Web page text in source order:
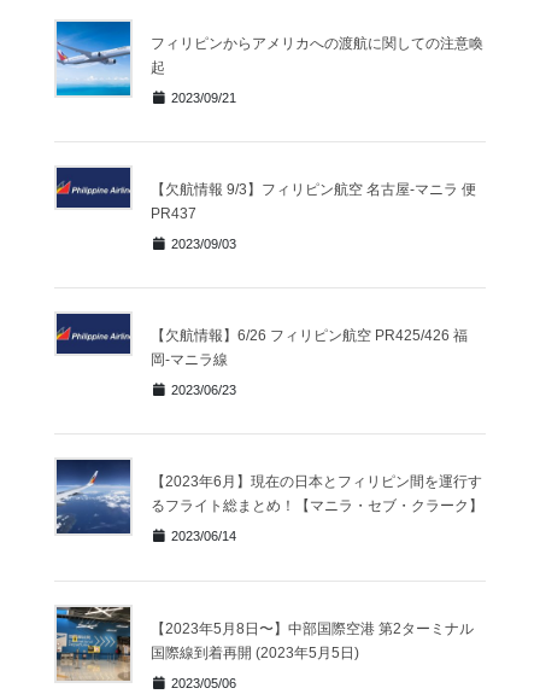
フィリピンからアメリカへの渡航に関しての注意喚
起
2023/09/21
【欠航情報 9/3】フィリピン航空 名古屋-マニラ 便
PR437
2023/09/03
【欠航情報】6/26 フィリピン航空 PR425/426 福
岡-マニラ線
2023/06/23
【2023年6月】現在の日本とフィリピン間を運行す
るフライト総まとめ！【マニラ・セブ・クラーク】
2023/06/14
【2023年5月8日〜】中部国際空港 第2ターミナル
国際線到着再開 (2023年5月5日)
2023/05/06